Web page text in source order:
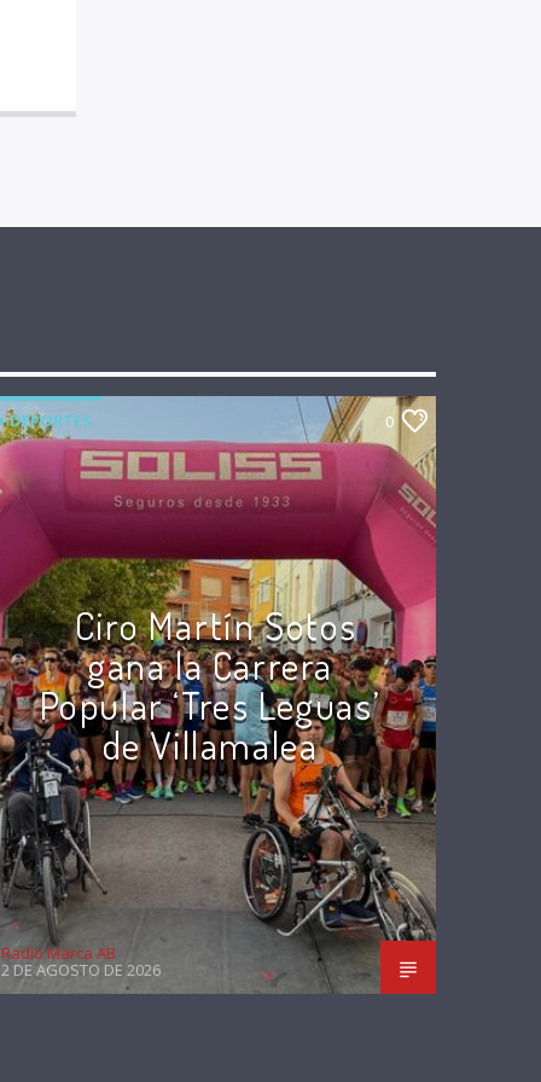
DEPORTES 0
Ciro Martín Sotos
gana la Carrera
Popular ‘Tres Leguas’
de Villamalea
Radio Marca AB
2 DE AGOSTO DE 2026